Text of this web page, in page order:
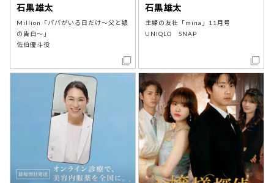
石黒雄太
Million「パパがいる日だけ～父と娘
の告白～」
佐伯優斗役
石黒雄太
主婦の友社「mina」11月号
UNIQLO SNAP